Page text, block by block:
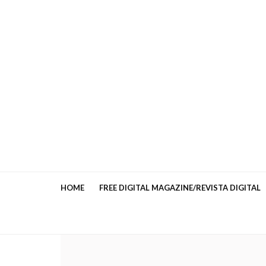
HOME FREE DIGITAL MAGAZINE/REVISTA DIGITAL